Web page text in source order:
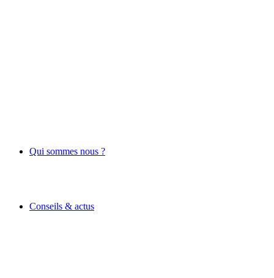
Qui sommes nous ?
Conseils & actus